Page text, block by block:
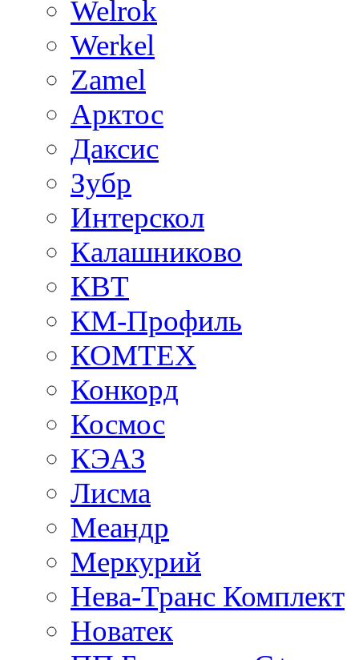
Welrok
Werkel
Zamel
Арктос
Даксис
Зубр
Интерскол
Калашниково
КВТ
КМ-Профиль
КОМТЕХ
Конкорд
Космос
КЭАЗ
Лисма
Меандр
Меркурий
Нева-Транс Комплект
Новатек